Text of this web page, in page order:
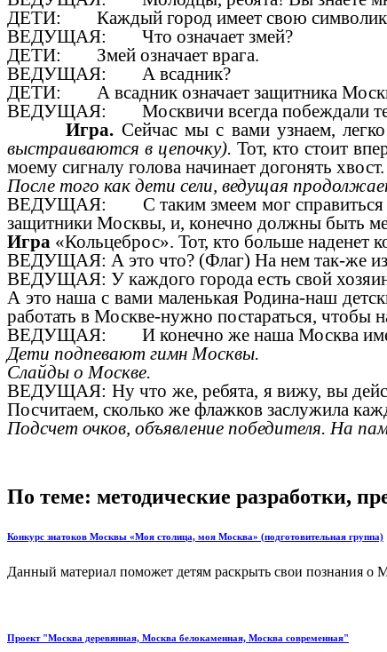
ДЕТИ: Каждый город имеет свою символику:
ВЕДУЩАЯ: Что означает змей?
ДЕТИ: Змей означает врага.
ВЕДУЩАЯ: А всадник?
ДЕТИ: А всадник означает защитника
ВЕДУЩАЯ: Москвичи всегда побеждали тех,
Игра. Сейчас мы с вами узнаем,
выстраиваются в цепочку).Тот, кто стоит
моему сигналу голова начинает догонять хвост.
После того как дети сели, ведущая
ВЕДУЩАЯ: С таким змеем мог справиться
защитники Москвы, и, конечно должны быть
Игра «Кольцеброс». Тот, кто больше наденет
ВЕДУЩАЯ: А это что? (Флаг) На нем так-же
ВЕДУЩАЯ: У каждого города есть свой
А это наша с вами маленькая Родина-наш
работать в Москве-нужно постараться,
ВЕДУЩАЯ: И конечно же наша Москва имеет
Дети подпевают гимн Москвы.
Слайды о Москве.
ВЕДУЩАЯ: Ну что же, ребята, я вижу, вы
Посчитаем, сколько же флажков заслужила
Подсчет очков, объявление победителя. На
По теме: методические разработки,
Конкурс знатоков Москвы «Моя столица, моя Москва» (подготовительная группа)
Данный материал поможет детям раскрыть свои познания о
Проект "Москва деревянная, Москва белокаменная, Москва современная"